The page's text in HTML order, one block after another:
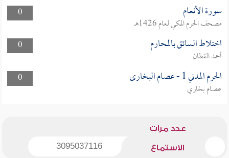
0
سورة الأنعام
مصحف الحرم المكي لعام 1426هـ
0
اختلاط السائق بالمحارم
أحمد القطان
0
الحرم المدني 1 - عصام البخارى
عصام بخاري
عدد مرات
الاستماع 3095037116